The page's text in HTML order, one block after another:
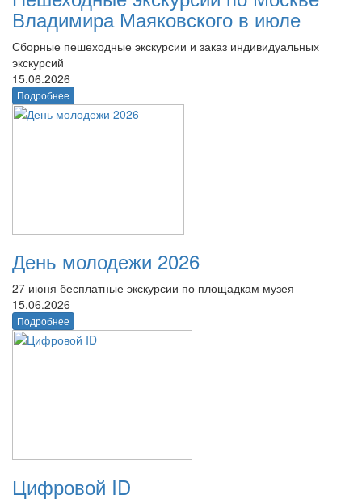
Владимира Маяковского в июле
Сборные пешеходные экскурсии и заказ индивидуальных
экскурсий
15.06.2026
Подробнее
День молодежи 2026
27 июня бесплатные экскурсии по площадкам музея
15.06.2026
Подробнее
Цифровой ID